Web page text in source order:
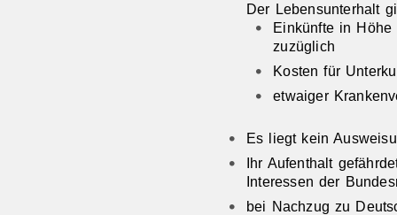
Der Lebensunterhalt
Einkünfte in
zuzüglich
Kosten für
etwaiger
Es liegt kein
Ihr Aufenthalt
Interessen der
bei Nachzug zu